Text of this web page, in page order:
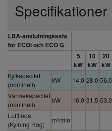
Specifikationer
LBA-anslutningssats
för ECOi och ECO G
5
kW
10
kW
20
kW
Kylkapacitet
(nominell)
kW 14,0 28,0 56,0
Värmekapacitet
(nominell)
kW 16,0 31,5 63,0
Luftflöde
(Kylning Hög)
m³/min